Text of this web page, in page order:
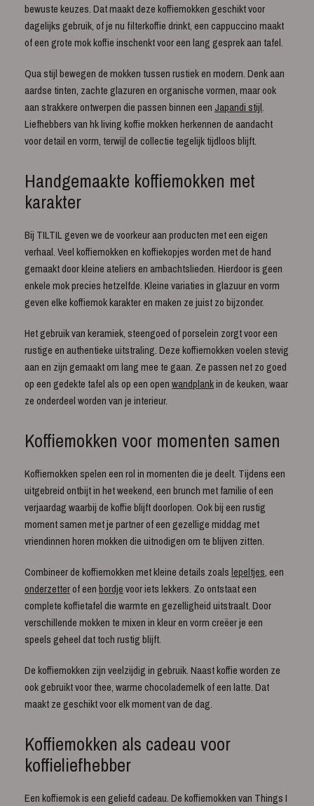
bewuste keuzes. Dat maakt deze koffiemokken geschikt voor
dagelijks gebruik, of je nu filterkoffie drinkt, een cappuccino maakt
of een grote mok koffie inschenkt voor een lang gesprek aan tafel.
Qua stijl bewegen de mokken tussen rustiek en modern. Denk aan
aardse tinten, zachte glazuren en organische vormen, maar ook
aan strakkere ontwerpen die passen binnen eenJapandi stijl.
Liefhebbers van hk living koffie mokken herkennen de aandacht
voor detail en vorm, terwijl de collectie tegelijk tijdloos blijft.
Handgemaakte koffiemokken met
karakter
Bij TILTIL geven we de voorkeur aan producten met een eigen
verhaal. Veel koffiemokken en koffiekopjes worden met de hand
gemaakt door kleine ateliers en ambachtslieden. Hierdoor is geen
enkele mok precies hetzelfde. Kleine variaties in glazuur en vorm
geven elke koffiemok karakter en maken ze juist zo bijzonder.
Het gebruik van keramiek, steengoed of porselein zorgt voor een
rustige en authentieke uitstraling. Deze koffiemokken voelen stevig
aan en zijn gemaakt om lang mee te gaan. Ze passen net zo goed
op een gedekte tafel als op een openwandplankin de keuken, waar
ze onderdeel worden van je interieur.
Koffiemokken voor momenten samen
Koffiemokken spelen een rol in momenten die je deelt. Tijdens een
uitgebreid ontbijt in het weekend, een brunch met familie of een
verjaardag waarbij de koffie blijft doorlopen. Ook bij een rustig
moment samen met je partner of een gezellige middag met
vriendinnen horen mokken die uitnodigen om te blijven zitten.
Combineer de koffiemokken met kleine details zoalslepeltjes, een
onderzetterof eenbordjevoor iets lekkers. Zo ontstaat een
complete koffietafel die warmte en gezelligheid uitstraalt. Door
verschillende mokken te mixen in kleur en vorm creëer je een
speels geheel dat toch rustig blijft.
De koffiemokken zijn veelzijdig in gebruik. Naast koffie worden ze
ook gebruikt voor thee, warme chocolademelk of een latte. Dat
maakt ze geschikt voor elk moment van de dag.
Koffiemokken als cadeau voor
koffieliefhebber
Een koffiemok is een geliefd cadeau. De koffiemokken van Things I